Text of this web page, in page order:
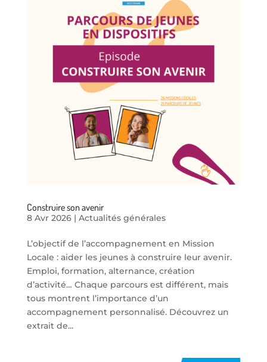
Construire son avenir
8 Avr 2026| Actualités générales
L’objectif de l’accompagnement en Mission
Locale : aider les jeunes à construire leur avenir.
Emploi, formation, alternance, création
d’activité… Chaque parcours est différent, mais
tous montrent l’importance d’un
accompagnement personnalisé. Découvrez un
extrait de...